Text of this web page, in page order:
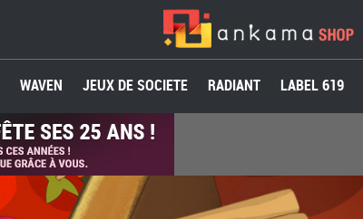
WAVEN JEUX DE SOCIETE RADIANT LABEL 619